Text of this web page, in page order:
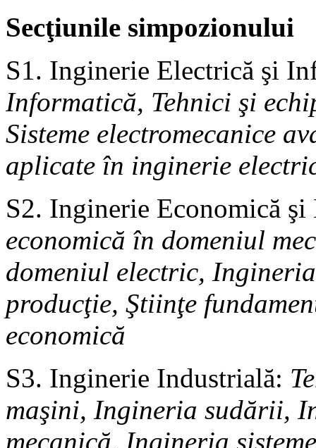
Secţiunile simpozionului
S1. Inginerie Electrică şi
Informatică, Tehnici şi
Sisteme electromecanice
aplicate în inginerie
S2. Inginerie Economică
economică în domeniul
domeniul electric,
producţie, Ştiinţe
economică
S3. Inginerie Industrială:
maşini, Ingineria sudării,
mecanică, Ingineria